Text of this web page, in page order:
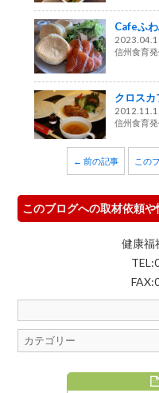
Cafeふわ
信州食育
クロス
信州食育
← 前の記事 この
このブログへの取材依頼
健康福